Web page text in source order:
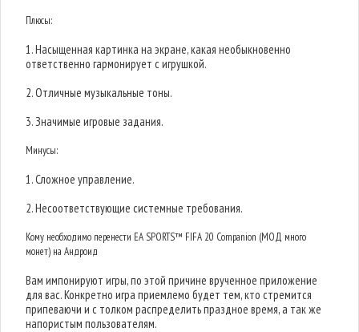
Плюсы:
1. Насыщенная картинка на экране, какая необыкновенно
ответственно гармонирует с игрушкой.
2. Отличные музыкальные тоны.
3. Значимые игровые задания.
Минусы:
1. Сложное управление.
2. Несоответствующие системные требования.
Кому необходимо перенести EA SPORTS™ FIFA 20 Companion (МОД много
монет) на Андроид
Вам импонируют игры, по этой причине врученное приложение
для вас. Конкретно игра приемлемо будет тем, кто стремится
припеваючи и с толком распределить праздное время, а так же
напористым пользователям.